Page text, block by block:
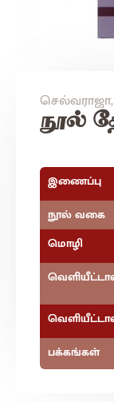
நூல்
இணைப்பு
நூல் வகை
மொழி
பக்கங்கள்